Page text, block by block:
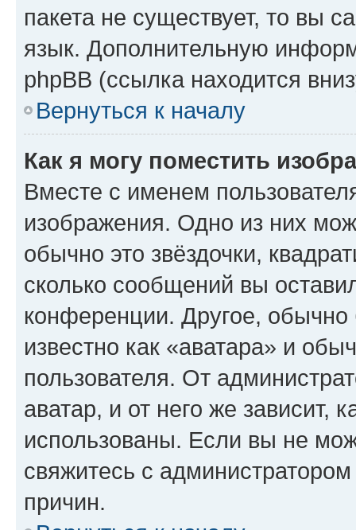
пакета не существует, то вы
язык. Дополнительную
phpBB (ссылка находится
Вернуться к началу
Как я могу поместить
Вместе с именем
изображения. Одно из них
обычно это звёздочки,
сколько сообщений вы
конференции. Другое,
известно как «аватара» и
пользователя. От
аватар, и от него же зависит,
использованы. Если вы не
свяжитесь с
причин.